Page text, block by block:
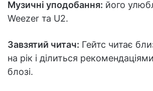
Музичні уподобання: його
Weezer та U2.
Завзятий читач: Гейтс читає
на рік і ділиться
блозі.